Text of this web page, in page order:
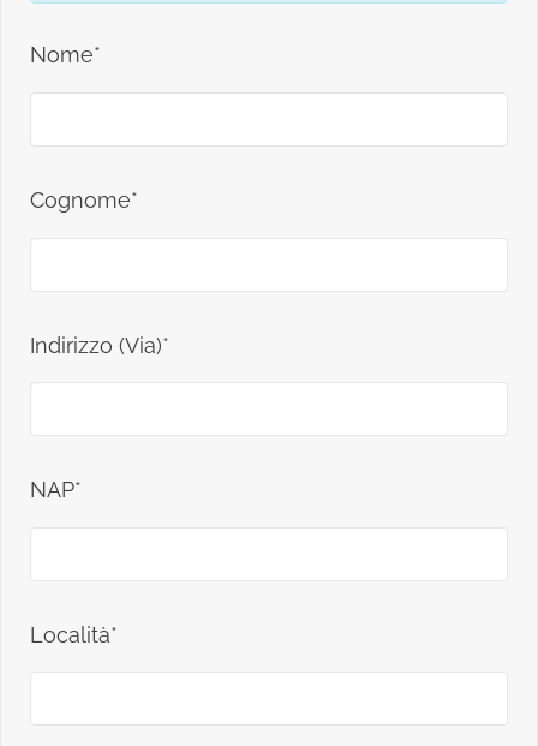
Nome*
Cognome*
Indirizzo (Via)*
NAP*
Località*